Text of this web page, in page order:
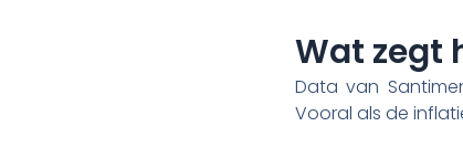
Wat zegt
Data van
Vooral als de